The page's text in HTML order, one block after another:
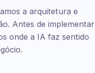
a arquitetura e
Antes de implementar
onde a IA faz sentido